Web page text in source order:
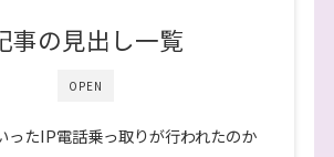
OPEN
事の見出し一覧
ったIP電話乗っ取りが行われたのか